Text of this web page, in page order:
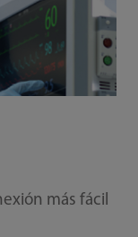
más fácil